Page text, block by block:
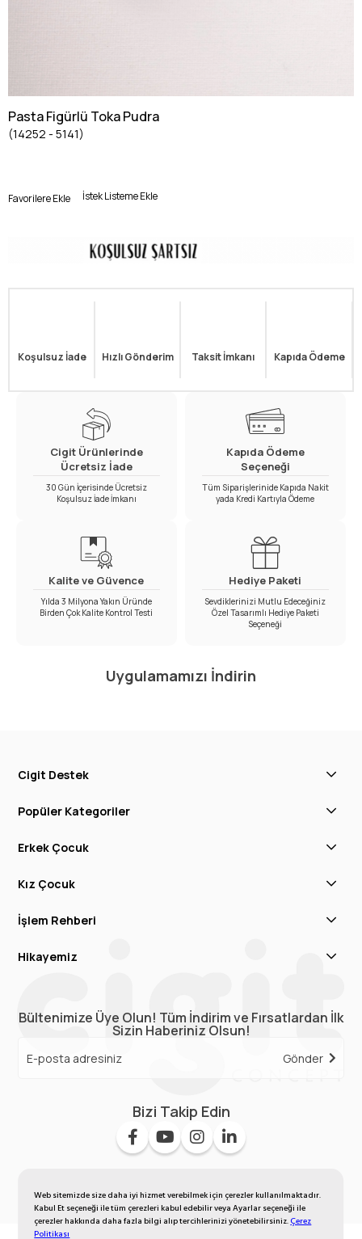
Web sitemizde size daha iyi hizmet verebilmek için çerezler kullanılmaktadır.
Kabul Et seçeneği ile tüm çerezleri kabul edebilir veya Ayarlar seçeneği ile
çerezler hakkında daha fazla bilgi alıp tercihlerinizi yönetebilirsiniz.Çerez
Politikası
Pasta Figürlü Toka Pudra
(14252 - 5141)
Favorilere Ekle İstek Listeme Ekle
Koşulsuz İade Hızlı Gönderim Taksit İmkanı Kapıda Ödeme
Cigit Ürünlerinde
Ücretsiz İade
30 Gün İçerisinde Ücretsiz
Koşulsuz İade İmkanı
Kapıda Ödeme
Seçeneği
Tüm Siparişlerinide Kapıda Nakit
yada Kredi Kartıyla Ödeme
Kalite ve Güvence
Yılda 3 Milyona Yakın Üründe
Birden Çok Kalite Kontrol Testi
Hediye Paketi
Sevdiklerinizi Mutlu Edeceğiniz
Özel Tasarımlı Hediye Paketi
Seçeneği
Uygulamamızı İndirin
Cigit Destek
Popüler Kategoriler
Erkek Çocuk
Kız Çocuk
İşlem Rehberi
Hikayemiz
Bültenimize Üye Olun! Tüm İndirim ve Fırsatlardan İlk
Sizin Haberiniz Olsun!
Gönder
Bizi Takip Edin